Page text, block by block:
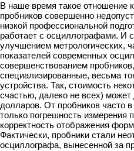
В наше время такое отношение
пробников совершенно
низкой профессиональной
работает с осциллографами. И
улучшением метрологических,
показателей современных
совершенствованием
специализированные, весьма
устройства. Так, стоимость
счастью, далеко не всех) может
долларов. От пробников часто
только погрешность измерения
корректность отображения
Фактически, пробники стали
осциллографа, вынесенной за